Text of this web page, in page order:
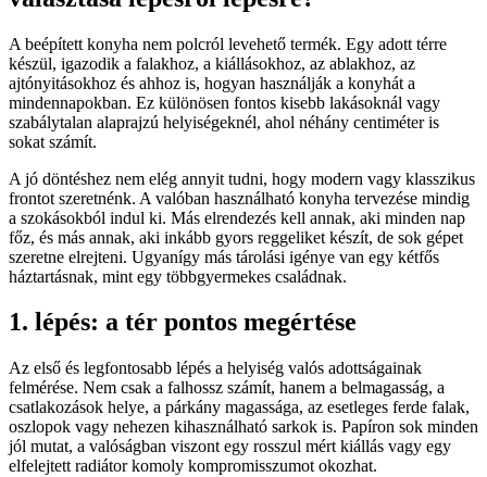
A beépített konyha nem polcról levehető termék. Egy adott térre
készül, igazodik a falakhoz, a kiállásokhoz, az ablakhoz, az
ajtónyitásokhoz és ahhoz is, hogyan használják a konyhát a
mindennapokban. Ez különösen fontos kisebb lakásoknál vagy
szabálytalan alaprajzú helyiségeknél, ahol néhány centiméter is
sokat számít.
A jó döntéshez nem elég annyit tudni, hogy modern vagy klasszikus
frontot szeretnénk. A valóban használható konyha tervezése mindig
a szokásokból indul ki. Más elrendezés kell annak, aki minden nap
főz, és más annak, aki inkább gyors reggeliket készít, de sok gépet
szeretne elrejteni. Ugyanígy más tárolási igénye van egy kétfős
háztartásnak, mint egy többgyermekes családnak.
1. lépés: a tér pontos megértése
Az első és legfontosabb lépés a helyiség valós adottságainak
felmérése. Nem csak a falhossz számít, hanem a belmagasság, a
csatlakozások helye, a párkány magassága, az esetleges ferde falak,
oszlopok vagy nehezen kihasználható sarkok is. Papíron sok minden
jól mutat, a valóságban viszont egy rosszul mért kiállás vagy egy
elfelejtett radiátor komoly kompromisszumot okozhat.